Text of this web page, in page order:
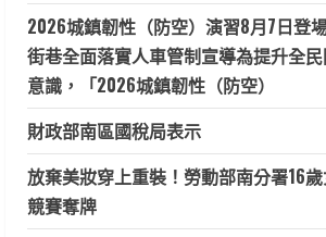
2026城鎮韌性（防空）演習8月7日登
街巷全面落實人車管制宣導為提升全
意識，「2026城鎮韌性（防空）
財政部南區國稅局表示
放棄美妝穿上重裝！勞動部南分署16
競賽奪牌